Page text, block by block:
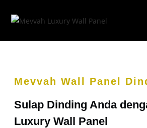
Mevvah Wall Panel
Sulap Dinding Anda
Luxury Wall Panel